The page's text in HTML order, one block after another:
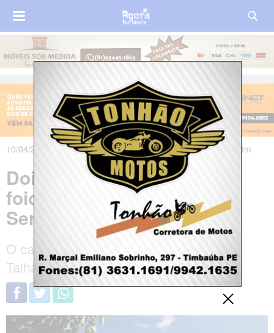
10/04/2025 às 18h34m - Atualizado em 11/04/2025 às 07h03m
Dois irmãos brigam com
foices e ficam feridos no
Sertão de Pernambuco
O caso aconteceu zona rural de Serra
Talhada.